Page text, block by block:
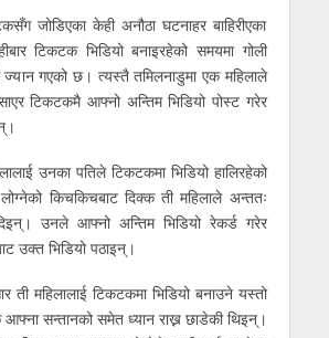
जोडिएका केही अनौठा घटनाहर बाहिरीएका
टिकटक भिडियो बनाइरहेको समयमा गोली
ज्यान गएको छ। त्यस्तै तमिलनाडुमा एक महिलाले
टिकटकमै आफ्नो अन्तिम भिडियो पोस्ट गरेर
उनका पतिले टिकटकमा भिडियो हालिरहेको
किचकिचबाट दिक्क ती महिलाले अन्ततः
उनले आफ्नो अन्तिम भिडियो रेकर्ड गरेर
उक्त भिडियो पठाइन्।
ती महिलालाई टिकटकमा भिडियो बनाउने यस्तो
सन्तानको समेत ध्यान राख्न छाडेकी थिइन्।